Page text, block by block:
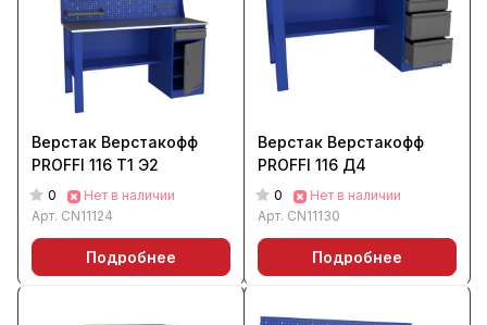
Верстак Верстакофф
PROFFI 116 Т1 Э2
0
Нет в наличии
Арт. CN11124
Подробнее
Верстак Верстакофф
PROFFI 116 Д4
0
Нет в наличии
Арт. CN11130
Подробнее